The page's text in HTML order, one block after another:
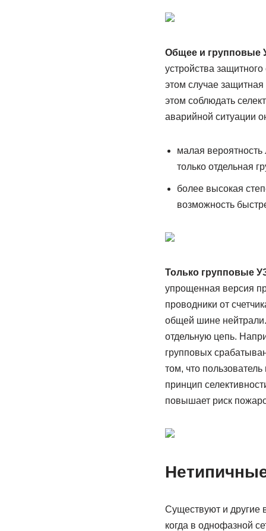
Общее и групповые
устройства
этом случае
этом соблюдать
аварийной ситуации
малая
только отдельная
более высокая
возможность
Только групповые
упрощенная версия
проводники от
общей шине нейтрали.
отдельную цепь.
групповых
том, что
принцип
повышает риск
Существуют и другие
когда в однофазной